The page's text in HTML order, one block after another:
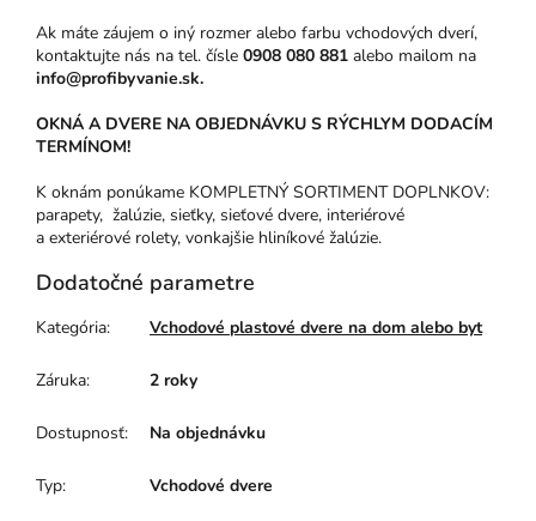
Ak máte záujem o iný rozmer alebo farbu vchodových dverí,
kontaktujte nás na tel. čísle 0908 080 881 alebo mailom na
info@profibyvanie.sk.
OKNÁ A DVERE NA OBJEDNÁVKU S RÝCHLYM DODACÍM
TERMÍNOM!
K oknám ponúkame KOMPLETNÝ SORTIMENT DOPLNKOV:
parapety, žalúzie, sieťky, sieťové dvere, interiérové
a exteriérové rolety, vonkajšie hliníkové žalúzie.
Dodatočné parametre
Kategória: Vchodové plastové dvere na dom alebo byt
Záruka: 2 roky
Dostupnosť: Na objednávku
Typ: Vchodové dvere